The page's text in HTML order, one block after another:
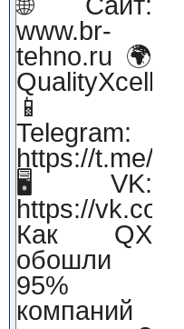
www.br-
tehno.ru 🌍
📱
Telegram:
https://t.me/
🖥 VK:
https://
Как QX
обошли
95%
компаний